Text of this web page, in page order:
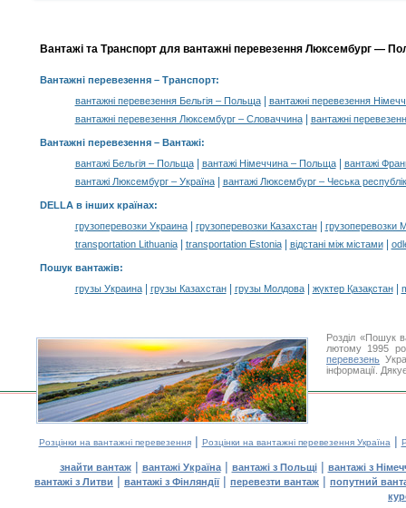
Вантажі та Транспорт для вантажні перевезення Люксембург —
Вантажні перевезення– Транспорт:
вантажні перевезення Бельгія – Польща|
вантажні перевезення
вантажні перевезення Люксембург – Словаччина| вантажні
Вантажні перевезення – Вантажі:
вантажі Бельгія – Польща| вантажі Німеччина – Польща|
вантажі
вантажі Люксембург – Україна| вантажі Люксембург – Чеська
DELLA в інших країнах:
грузоперевозки Украина| грузоперевозки Казахстан|
грузоперевозки
transportation Lithuania| transportation Estonia| відстані між містами|
Пошук вантажів:
грузы Украина| грузы Казахстан| грузы Молдова| жүктер Қазақстан|
Розділ «Пошук
лютому 1995
перевезень
інформації.
Розцінки на вантажні перевезення| Розцінки на вантажні перевезення Україна |
знайти вантаж| вантажі Україна| вантажі з Польщі| вантажі з
вантажі з Литви | вантажі з Фінляндії| перевезти вантаж | попутний